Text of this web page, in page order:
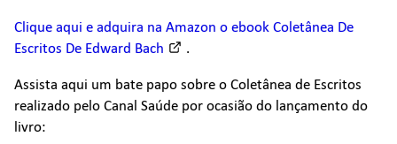
Clique aqui e adquira na Amazon o ebook Coletânea De
Escritos De Edward Bach
.
Assista aqui um bate papo sobre o Coletânea de Escritos
realizado pelo Canal Saúde por ocasião do lançamento do
livro: